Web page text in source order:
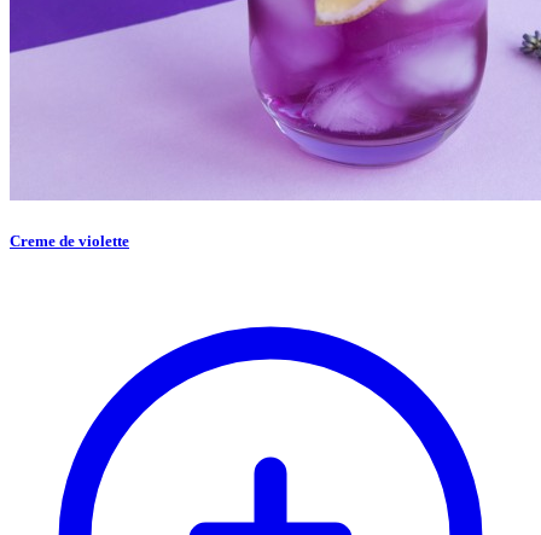
Creme de violette